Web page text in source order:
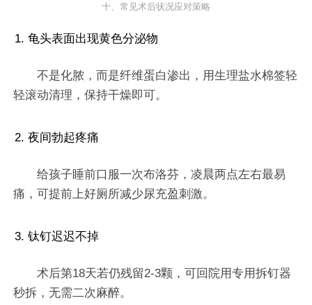
十、常见术后状况应对策略
1. 龟头表面出现黄色分泌物
不是化脓，而是纤维蛋白渗出，用生理盐水棉签轻
轻滚动清理，保持干燥即可。
2. 夜间勃起疼痛
给孩子睡前口服一次布洛芬，凌晨两点左右最易
痛，可提前上好厕所减少尿充盈刺激。
3. 钛钉迟迟不掉
术后第18天若仍残留2-3颗，可回院用专用拆钉器
秒拆，无需二次麻醉。